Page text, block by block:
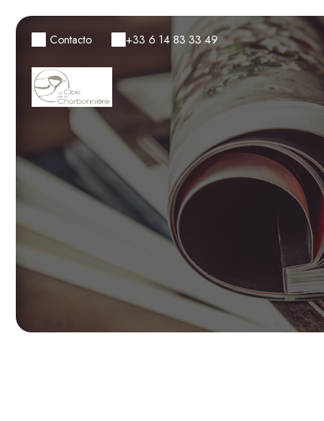
Contacto +33 6 14 83 33 49